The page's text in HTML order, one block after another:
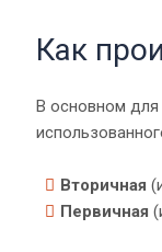
Как
В основном для
Вторичная
Первичная